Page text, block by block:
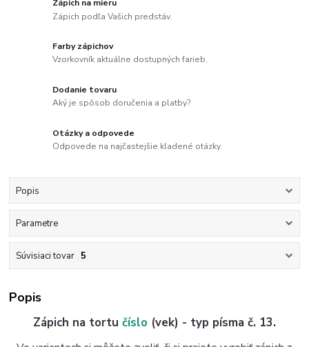
Zápich na mieru
Zápich podľa Vašich predstáv.
Farby zápichov
Vzorkovník aktuálne dostupných farieb.
Dodanie tovaru
Aký je spôsob doručenia a platby?
Otázky a odpovede
Odpovede na najčastejšie kladené otázky.
Popis
Parametre
Súvisiaci tovar 5
Popis
Zápich na tortu číslo (vek) - typ písma č. 13.